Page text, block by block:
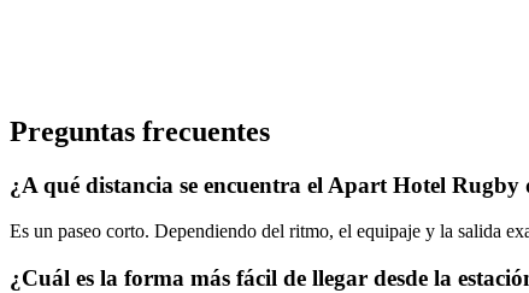
Preguntas frecuentes
¿A qué distancia se encuentra el Apart Hotel Rugby
Es un paseo corto. Dependiendo del ritmo, el equipaje y la salida
¿Cuál es la forma más fácil de llegar desde la